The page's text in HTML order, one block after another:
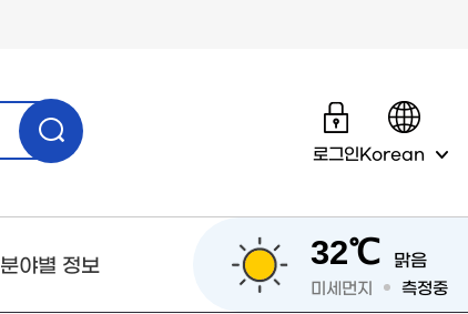
로그인Korean
분야별 정보 32℃ 맑음
미세먼지 측정중